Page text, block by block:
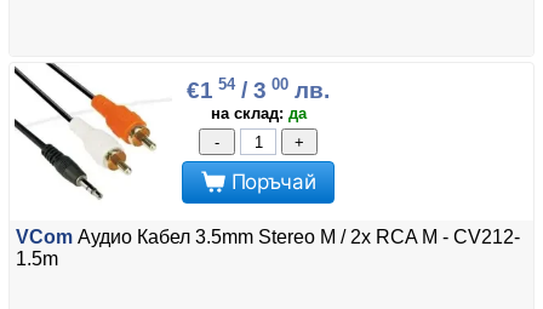
€1 54/ 3 00 лв.
на склад: да
-
+
Поръчай
VCom Аудио Кабел 3.5mm Stereo M / 2x RCA M - CV212-
1.5m